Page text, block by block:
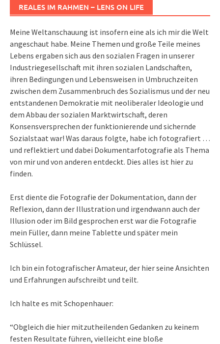
REALES IM RAHMEN – LENS ON LIFE
Meine Weltanschauung ist insofern eine als ich mir die Welt
angeschaut habe. Meine Themen und große Teile meines
Lebens ergaben sich aus den sozialen Fragen in unserer
Industriegesellschaft mit ihren sozialen Landschaften,
ihren Bedingungen und Lebensweisen in Umbruchzeiten
zwischen dem Zusammenbruch des Sozialismus und der neu
entstandenen Demokratie mit neoliberaler Ideologie und
dem Abbau der sozialen Marktwirtschaft, deren
Konsensversprechen der funktionierende und sichernde
Sozialstaat war! Was daraus folgte, habe ich fotografiert …
und reflektiert und dabei Dokumentarfotografie als Thema
von mir und von anderen entdeckt. Dies alles ist hier zu
finden.
Erst diente die Fotografie der Dokumentation, dann der
Reflexion, dann der Illustration und irgendwann auch der
Illusion oder im Bild gesprochen erst war die Fotografie
mein Füller, dann meine Tablette und später mein
Schlüssel.
Ich bin ein fotografischer Amateur, der hier seine Ansichten
und Erfahrungen aufschreibt und teilt.
Ich halte es mit Schopenhauer:
“Obgleich die hier mitzutheilenden Gedanken zu keinem
festen Resultate führen, vielleicht eine bloße